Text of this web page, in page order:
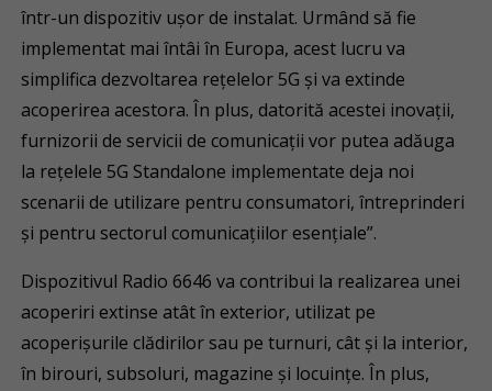
într-un dispozitiv ușor de instalat. Urmând să fie
implementat mai întâi în Europa, acest lucru va
simplifica dezvoltarea rețelelor 5G și va extinde
acoperirea acestora. În plus, datorită acestei inovații,
furnizorii de servicii de comunicații vor putea adăuga
la rețelele 5G Standalone implementate deja noi
scenarii de utilizare pentru consumatori, întreprinderi
și pentru sectorul comunicațiilor esențiale”.
Dispozitivul Radio 6646 va contribui la realizarea unei
acoperiri extinse atât în exterior, utilizat pe
acoperișurile clădirilor sau pe turnuri, cât și la interior,
în birouri, subsoluri, magazine și locuințe. În plus,